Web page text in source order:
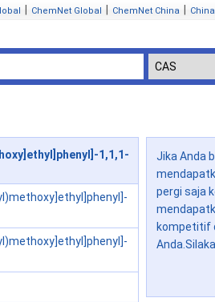
ChemNet Global ChemNet China
1,1,1-
Jika Anda
pergi saja
kompetitif